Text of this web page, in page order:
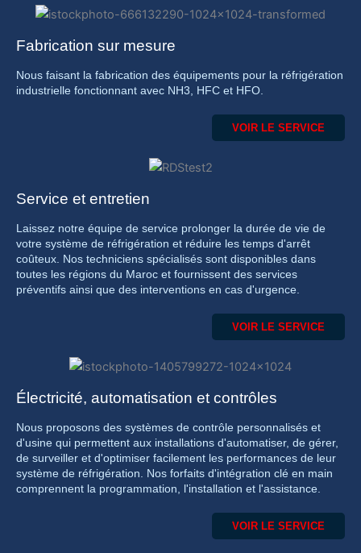
Fabrication sur mesure
Nous faisant la fabrication des équipements pour la réfrigération
industrielle fonctionnant avec NH3, HFC et HFO.
VOIR LE SERVICE
Service et entretien
Laissez notre équipe de service prolonger la durée de vie de
votre système de réfrigération et réduire les temps d'arrêt
coûteux. Nos techniciens spécialisés sont disponibles dans
toutes les régions du Maroc et fournissent des services
préventifs ainsi que des interventions en cas d'urgence.
VOIR LE SERVICE
Électricité, automatisation et contrôles
Nous proposons des systèmes de contrôle personnalisés et
d'usine qui permettent aux installations d'automatiser, de gérer,
de surveiller et d'optimiser facilement les performances de leur
système de réfrigération. Nos forfaits d'intégration clé en main
comprennent la programmation, l'installation et l'assistance.
VOIR LE SERVICE